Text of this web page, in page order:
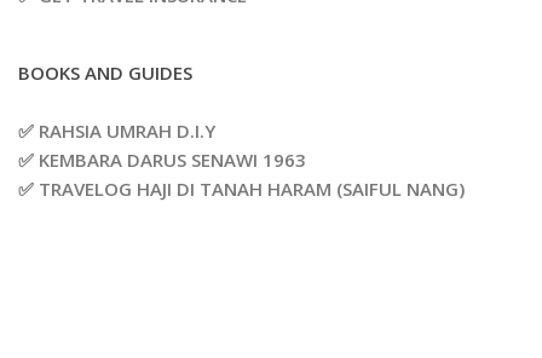
BOOKS AND GUIDES
✅ RAHSIA UMRAH D.I.Y
✅ KEMBARA DARUS SENAWI 1963
✅ TRAVELOG HAJI DI TANAH HARAM (SAIFUL NANG)